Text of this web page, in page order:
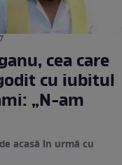
cea care
cu iubitul
„N-am
acasă în urmă cu